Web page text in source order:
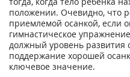
положении. Очевидно, что
приемлемой осанкой, если
гимнастическое
должный уровень развития
поддержание хорошей
ключевое значение.